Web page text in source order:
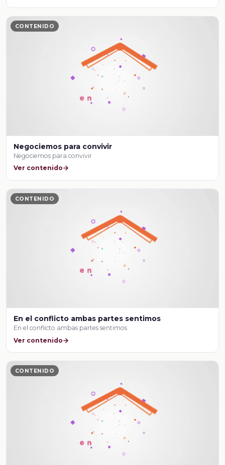
CONTENIDO
Negociemos para convivir
Negociemos para convivir
Ver contenido
CONTENIDO
En el conflicto ambas partes sentimos
En el conflicto ambas partes sentimos
Ver contenido
CONTENIDO